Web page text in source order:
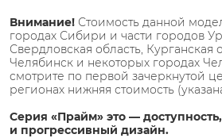
Внимание! Стоимость данной
городах Сибири и части городов
Свердловская область, Курганская
Челябинск и некоторых городах
смотрите по первой зачеркнутой
регионах нижняя стоимость
Серия «Прайм» это —
и прогрессивный дизайн.